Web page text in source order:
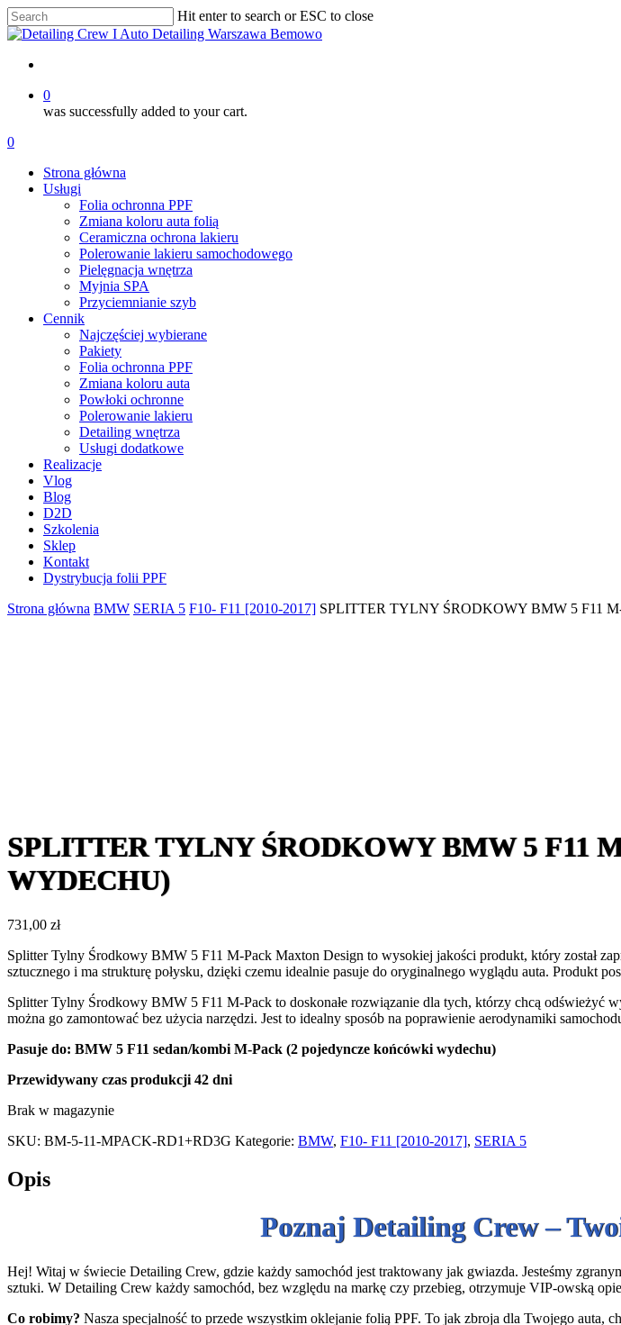
Skip
to
content
Hit enter to search or ESC to close
Close
0
was successfully added to your cart.
Menu
account
0
Strona główna
Usługi
Folia ochronna PPF
Zmiana koloru auta folią
Ceramiczna ochrona lakieru
Polerowanie lakieru samochodowego
Pielęgnacja wnętrza
Myjnia SPA
Przyciemnianie szyb
Cennik
Najczęściej wybierane
Pakiety
Folia ochronna PPF
Zmiana koloru auta
Powłoki ochronne
Polerowanie lakieru
Detailing wnętrza
Usługi dodatkowe
Realizacje
Vlog
Blog
D2D
Szkolenia
Sklep
Kontakt
Dystrybucja folii PPF
Strona główna BMW SERIA 5 F10- F11 [2010-2017] SPLITTER TYLNY ŚRODKOWY BMW 5 F11
SPLITTER TYLNY ŚRODKOWY BMW 5 F11
WYDECHU)
731,00 zł
Splitter Tylny Środkowy BMW 5 F11 M-Pack Maxton Design to wysokiej jakości produkt, który został
sztucznego i ma strukturę połysku, dzięki czemu idealnie pasuje do oryginalnego wyglądu auta. Produkt
Splitter Tylny Środkowy BMW 5 F11 M-Pack to doskonałe rozwiązanie dla tych, którzy chcą odświeżyć
można go zamontować bez użycia narzędzi. Jest to idealny sposób na poprawienie aerodynamiki
Pasuje do: BMW 5 F11 sedan/kombi M-Pack (2 pojedyncze końcówki wydechu)
Przewidywany czas produkcji 42 dni
Brak w magazynie
SKU: BM-5-11-MPACK-RD1+RD3G Kategorie: BMW, F10- F11 [2010-2017], SERIA 5
Opis
Poznaj Detailing Crew –
Hej! Witaj w świecie Detailing Crew, gdzie każdy samochód jest traktowany jak gwiazda. Jesteśmy
sztuki. W Detailing Crew każdy samochód, bez względu na markę czy przebieg, otrzymuje VIP-owską
Co robimy? Nasza specjalność to przede wszystkim oklejanie folią PPF. To jak zbroja dla Twojego